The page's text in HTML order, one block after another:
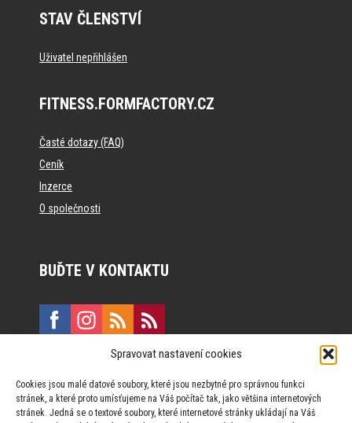
Spravovat nastavení cookies
Cookies jsou malé datové soubory, které jsou nezbytné pro správnou funkci
stránek, a které proto umísťujeme na Váš počítač tak, jako většina internetových
stránek. Jedná se o textové soubory, které internetové stránky ukládají na Váš
STAV ČLENSTVÍ
Uživatel nepřihlášen
FITNESS.FORMFACTORY.CZ
Časté dotazy (FAQ)
Ceník
Inzerce
O společnosti
BUĎTE V KONTAKTU
Vinohradská 190, 130 00 Praha 3